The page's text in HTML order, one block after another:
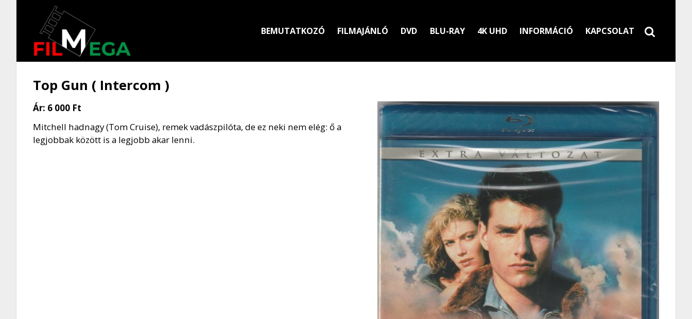
BEMUTATKOZÓ FILMAJÁNLÓ DVD BLU-RAY 4K UHD INFORMÁCIÓ KAPCSOLAT
Top Gun ( Intercom )
Ár: 6 000 Ft
Mitchell hadnagy (Tom Cruise), remek vadászpilóta, de ez neki nem elég: ő a
legjobbak között is a legjobb akar lenni.